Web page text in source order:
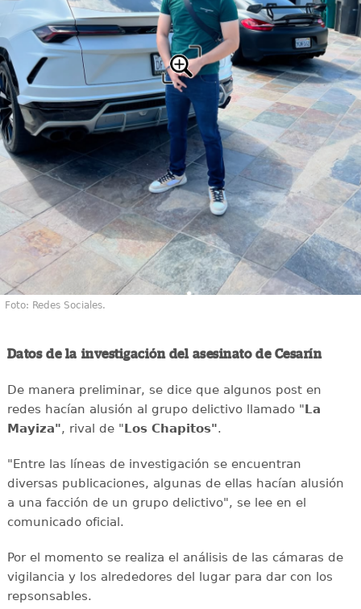
Foto: Redes Sociales.
Datos de la investigación del asesinato de Cesarín
De manera preliminar, se dice que algunos post en
redes hacían alusión al grupo delictivo llamado " La
Mayiza", rival de " Los Chapitos".
"Entre las líneas de investigación se encuentran
diversas publicaciones, algunas de ellas hacían alusión
a una facción de un grupo delictivo", se lee en el
comunicado oficial.
Por el momento se realiza el análisis de las cámaras de
vigilancia y los alrededores del lugar para dar con los
repsonsables.